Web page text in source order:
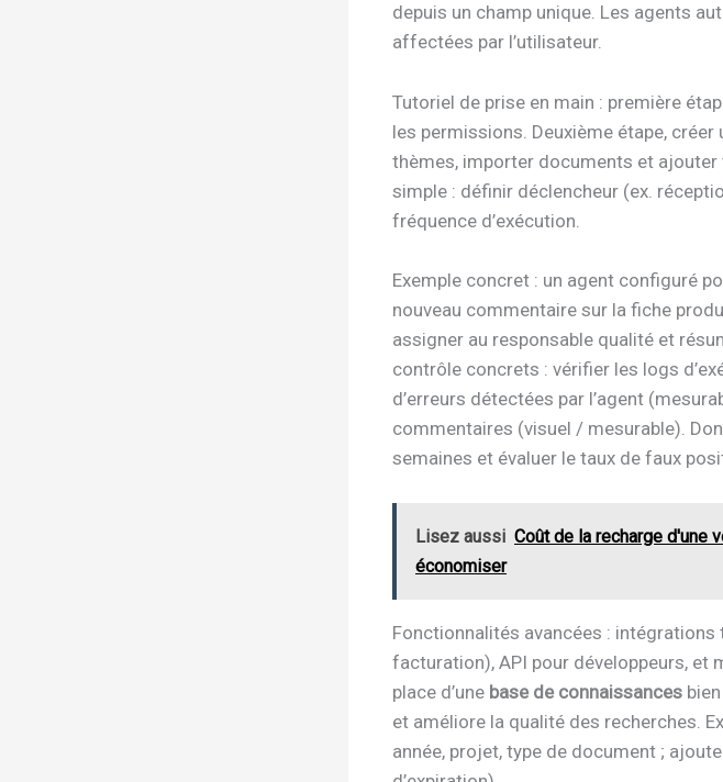
depuis un champ unique. Les agents
affectées par l’utilisateur.
Tutoriel de prise en main : première
les permissions. Deuxième étape,
thèmes, importer documents et
simple : définir déclencheur (ex.
fréquence d’exécution.
Exemple concret : un agent configuré
nouveau commentaire sur la fiche
assigner au responsable qualité et
contrôle concrets : vérifier les logs
d’erreurs détectées par l’agent
commentaires (visuel / mesurable).
semaines et évaluer le taux de faux
Lisez aussi Coût de la recharge d'une
économiser
Fonctionnalités avancées :
facturation), API pour développeurs, et
place d’une base de connaissances
et améliore la qualité des recherches.
année, projet, type de document ;